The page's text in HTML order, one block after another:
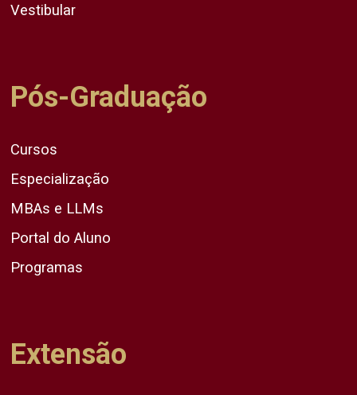
Vestibular
Pós-Graduação
Cursos
Especialização
MBAs e LLMs
Portal do Aluno
Programas
Extensão